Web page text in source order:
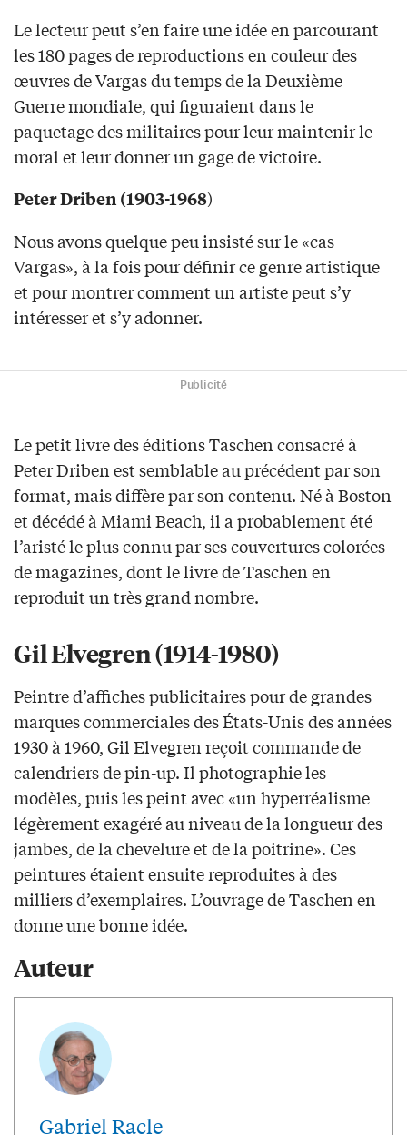
Le lecteur peut s’en faire une idée en parcourant
les 180 pages de reproductions en couleur des
œuvres de Vargas du temps de la Deuxième
Guerre mondiale, qui figuraient dans le
paquetage des militaires pour leur maintenir le
moral et leur donner un gage de victoire.
Peter Driben (1903-1968)
Nous avons quelque peu insisté sur le «cas
Vargas», à la fois pour définir ce genre artistique
et pour montrer comment un artiste peut s’y
intéresser et s’y adonner.
Publicité
Le petit livre des éditions Taschen consacré à
Peter Driben est semblable au précédent par son
format, mais diffère par son contenu. Né à Boston
et décédé à Miami Beach, il a probablement été
l’aristé le plus connu par ses couvertures colorées
de magazines, dont le livre de Taschen en
reproduit un très grand nombre.
Gil Elvegren (1914-1980)
Peintre d’affiches publicitaires pour de grandes
marques commerciales des États-Unis des années
1930 à 1960, Gil Elvegren reçoit commande de
calendriers de pin-up. Il photographie les
modèles, puis les peint avec «un hyperréalisme
légèrement exagéré au niveau de la longueur des
jambes, de la chevelure et de la poitrine». Ces
peintures étaient ensuite reproduites à des
milliers d’exemplaires. L’ouvrage de Taschen en
donne une bonne idée.
Auteur
Gabriel Racle